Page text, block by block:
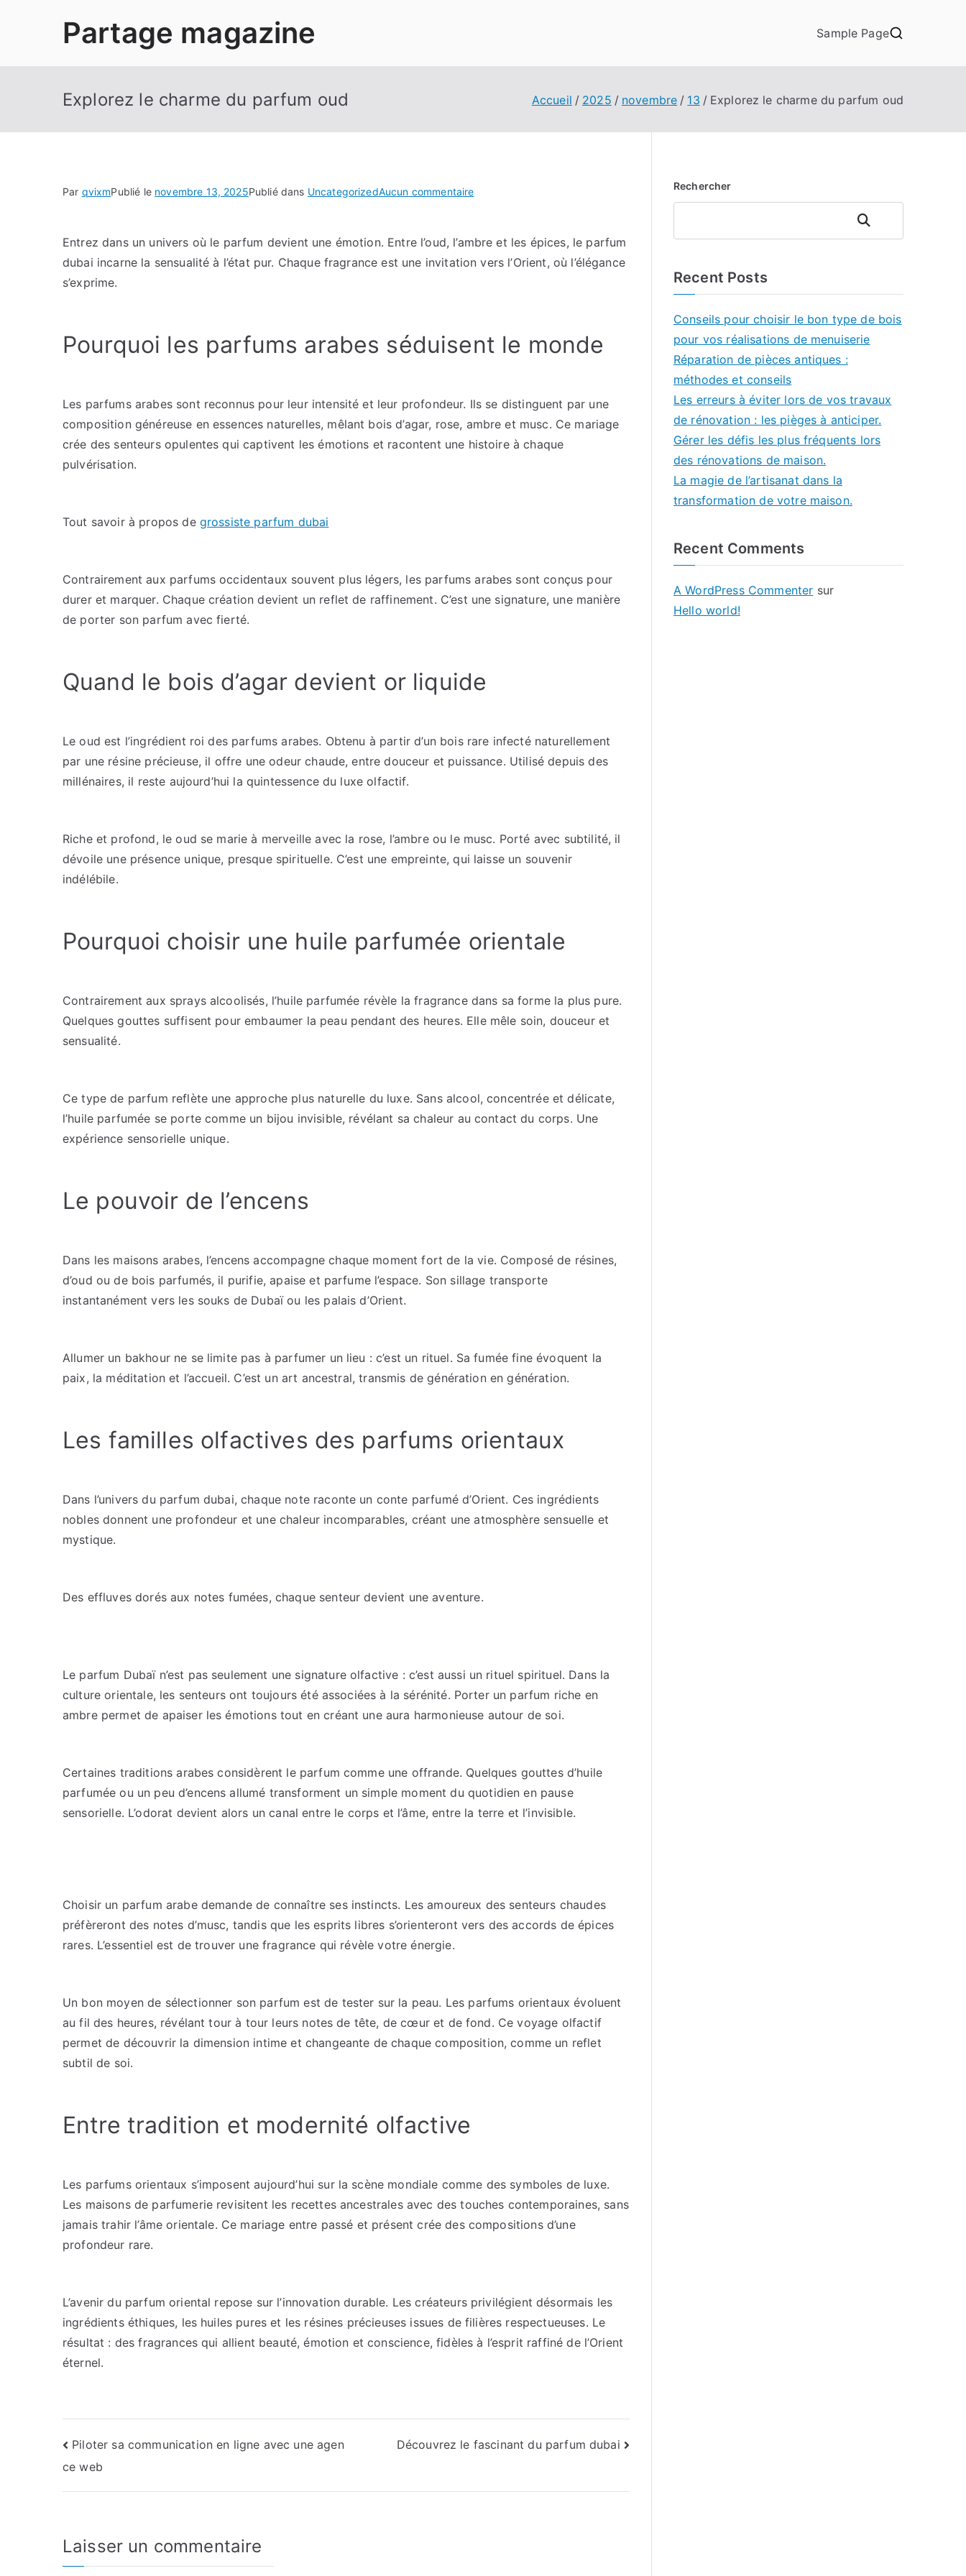
Partage magazine Sample Page
Explorez le charme du parfum oud Accueil 2025 novembre 13 Explorez le charme du parfum oud
Par qvixmPublié le novembre 13, 2025Publié dans UncategorizedAucun commentairesur
charme
du
Entrez dans un univers où le parfum devient une émotion. Entre l’oud, l’ambre et les épices, le parfum
dubai incarne la sensualité à l’état pur. Chaque fragrance est une invitation vers l’Orient, où l’élégance
s’exprime.
Pourquoi les parfums arabes séduisent le monde
Les parfums arabes sont reconnus pour leur intensité et leur profondeur. Ils se distinguent par une
composition généreuse en essences naturelles, mêlant bois d’agar, rose, ambre et musc. Ce mariage
crée des senteurs opulentes qui captivent les émotions et racontent une histoire à chaque
pulvérisation.
Tout savoir à propos de grossiste parfum dubai
Contrairement aux parfums occidentaux souvent plus légers, les parfums arabes sont conçus pour
durer et marquer. Chaque création devient un reflet de raffinement. C’est une signature, une manière
de porter son parfum avec fierté.
Quand le bois d’agar devient or liquide
Le oud est l’ingrédient roi des parfums arabes. Obtenu à partir d’un bois rare infecté naturellement
par une résine précieuse, il offre une odeur chaude, entre douceur et puissance. Utilisé depuis des
millénaires, il reste aujourd’hui la quintessence du luxe olfactif.
Riche et profond, le oud se marie à merveille avec la rose, l’ambre ou le musc. Porté avec subtilité, il
dévoile une présence unique, presque spirituelle. C’est une empreinte, qui laisse un souvenir
indélébile.
Pourquoi choisir une huile parfumée orientale
Contrairement aux sprays alcoolisés, l’huile parfumée révèle la fragrance dans sa forme la plus pure.
Quelques gouttes suffisent pour embaumer la peau pendant des heures. Elle mêle soin, douceur et
sensualité.
Ce type de parfum reflète une approche plus naturelle du luxe. Sans alcool, concentrée et délicate,
l’huile parfumée se porte comme un bijou invisible, révélant sa chaleur au contact du corps. Une
expérience sensorielle unique.
Le pouvoir de l’encens
Dans les maisons arabes, l’encens accompagne chaque moment fort de la vie. Composé de résines,
d’oud ou de bois parfumés, il purifie, apaise et parfume l’espace. Son sillage transporte
instantanément vers les souks de Dubaï ou les palais d’Orient.
Allumer un bakhour ne se limite pas à parfumer un lieu : c’est un rituel. Sa fumée fine évoquent la
paix, la méditation et l’accueil. C’est un art ancestral, transmis de génération en génération.
Les familles olfactives des parfums orientaux
Dans l’univers du parfum dubai, chaque note raconte un conte parfumé d’Orient. Ces ingrédients
nobles donnent une profondeur et une chaleur incomparables, créant une atmosphère sensuelle et
mystique.
Des effluves dorés aux notes fumées, chaque senteur devient une aventure.
Le parfum Dubaï n’est pas seulement une signature olfactive : c’est aussi un rituel spirituel. Dans la
culture orientale, les senteurs ont toujours été associées à la sérénité. Porter un parfum riche en
ambre permet de apaiser les émotions tout en créant une aura harmonieuse autour de soi.
Certaines traditions arabes considèrent le parfum comme une offrande. Quelques gouttes d’huile
parfumée ou un peu d’encens allumé transforment un simple moment du quotidien en pause
sensorielle. L’odorat devient alors un canal entre le corps et l’âme, entre la terre et l’invisible.
Choisir un parfum arabe demande de connaître ses instincts. Les amoureux des senteurs chaudes
préfèreront des notes d’musc, tandis que les esprits libres s’orienteront vers des accords de épices
rares. L’essentiel est de trouver une fragrance qui révèle votre énergie.
Un bon moyen de sélectionner son parfum est de tester sur la peau. Les parfums orientaux évoluent
au fil des heures, révélant tour à tour leurs notes de tête, de cœur et de fond. Ce voyage olfactif
permet de découvrir la dimension intime et changeante de chaque composition, comme un reflet
subtil de soi.
Entre tradition et modernité olfactive
Les parfums orientaux s’imposent aujourd’hui sur la scène mondiale comme des symboles de luxe.
Les maisons de parfumerie revisitent les recettes ancestrales avec des touches contemporaines, sans
jamais trahir l’âme orientale. Ce mariage entre passé et présent crée des compositions d’une
profondeur rare.
L’avenir du parfum oriental repose sur l’innovation durable. Les créateurs privilégient désormais les
ingrédients éthiques, les huiles pures et les résines précieuses issues de filières respectueuses. Le
résultat : des fragrances qui allient beauté, émotion et conscience, fidèles à l’esprit raffiné de l’Orient
éternel.
Navigation
de
Piloter sa communication en ligne avec une agen
ce web
Découvrez le fascinant du parfum dubai
Laisser un commentaire
Rechercher
Rechercher
Recent Posts
Conseils pour choisir le bon type de bois
pour vos réalisations de menuiserie
Réparation de pièces antiques :
méthodes et conseils
Les erreurs à éviter lors de vos travaux
de rénovation : les pièges à anticiper.
Gérer les défis les plus fréquents lors
des rénovations de maison.
La magie de l’artisanat dans la
transformation de votre maison.
Recent Comments
A WordPress Commenter sur
Hello world!